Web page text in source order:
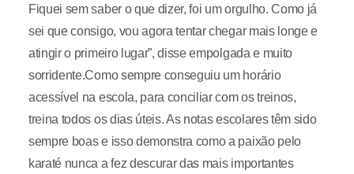
Fiquei sem saber o que dizer, foi um orgulho. Como já
sei que consigo, vou agora tentar chegar mais longe e
atingir o primeiro lugar”, disse empolgada e muito
sorridente.Como sempre conseguiu um horário
acessível na escola, para conciliar com os treinos,
treina todos os dias úteis. As notas escolares têm sido
sempre boas e isso demonstra como a paixão pelo
karaté nunca a fez descurar das mais importantes